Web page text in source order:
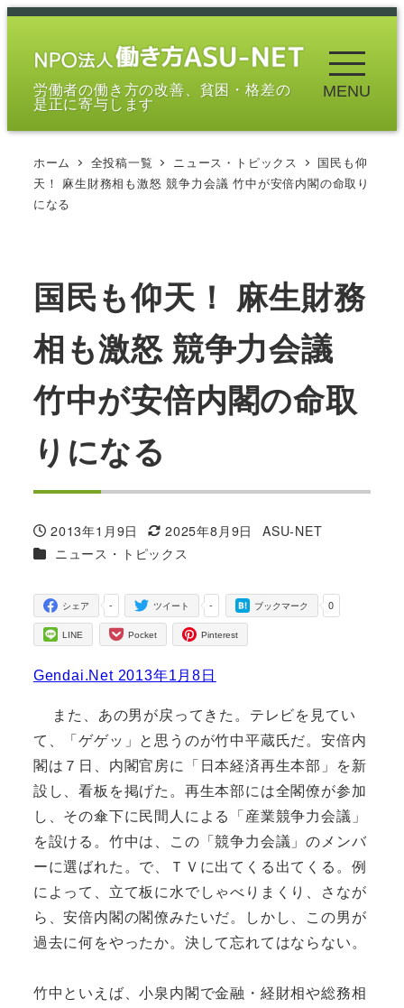
メ
労働者の働き方の改善、貧困・格差の
是正に寄与します
MENU
ホーム 全投稿一覧 ニュース・トピックス
国民も仰
天！ 麻生財務相も激怒 競争力会議 竹中が安倍内閣の命取り
になる
国民も仰天！ 麻生財務
相も激怒 競争力会議
竹中が安倍内閣の命取
りになる
投稿日
2013年1月9日
更新日
2025年8月9日
著
ASU-NET
カテゴリー
ニュース・トピックス
-
シェア -
ツイート 0
ブックマーク
LINE Pocket Pinterest
Gendai.Net 2013年1月8日
また、あの男が戻ってきた。テレビを見てい
て、「ゲゲッ」と思うのが竹中平蔵氏だ。安倍内
閣は７日、内閣官房に「日本経済再生本部」を新
設し、看板を掲げた。再生本部には全閣僚が参加
し、その傘下に民間人による「産業競争力会議」
を設ける。竹中は、この「競争力会議」のメンバ
ーに選ばれた。で、ＴＶに出てくる出てくる。例
によって、立て板に水でしゃべりまくり、さなが
ら、安倍内閣の閣僚みたいだ。しかし、この男が
過去に何をやったか。決して忘れてはならない。
竹中といえば、小泉内閣で金融・経財相や総務相